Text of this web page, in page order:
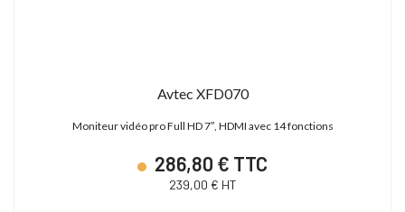
Avtec XFD070
Moniteur vidéo pro Full HD 7″, HDMI avec 14 fonctions
286,80 € TTC
239,00 € HT